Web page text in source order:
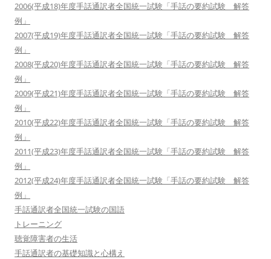
2006(平成18)年度手話通訳者全国統一試験「手話の要約試験 解答
例」
2007(平成19)年度手話通訳者全国統一試験「手話の要約試験 解答
例」
2008(平成20)年度手話通訳者全国統一試験「手話の要約試験 解答
例」
2009(平成21)年度手話通訳者全国統一試験「手話の要約試験 解答
例」
2010(平成22)年度手話通訳者全国統一試験「手話の要約試験 解答
例」
2011(平成23)年度手話通訳者全国統一試験「手話の要約試験 解答
例」
2012(平成24)年度手話通訳者全国統一試験「手話の要約試験 解答
例」
手話通訳者全国統一試験の国語
トレーニング
聴覚障害者の生活
手話通訳者の基礎知識と心構え